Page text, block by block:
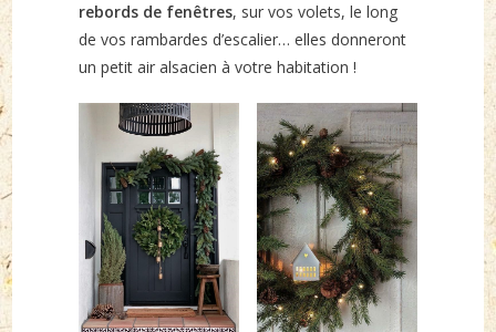
rebords de fenêtres, sur vos volets, le long
de vos rambardes d’escalier… elles donneront
un petit air alsacien à votre habitation !